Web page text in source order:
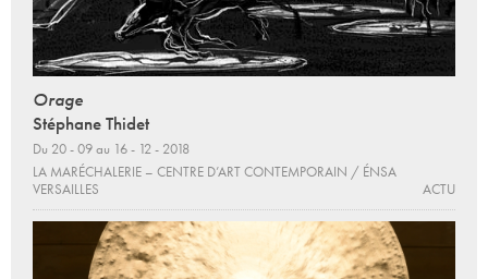
Orage
Stéphane Thidet
Du 20 - 09 au 16 - 12 - 2018
LA MARÉCHALERIE – CENTRE D’ART CONTEMPORAIN / ÉNSA
VERSAILLES
ACTU